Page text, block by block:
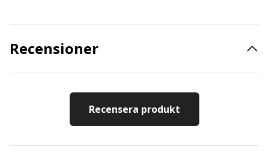
Recensioner
Recensera produkt